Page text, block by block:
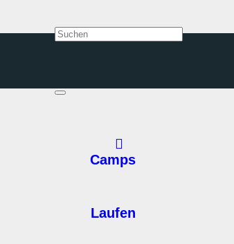
Camps
Laufen